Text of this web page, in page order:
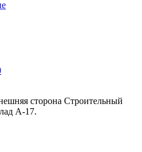
сторона Строительный
А-17.